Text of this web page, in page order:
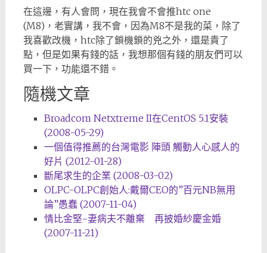
在這邊，有人會問，現在我會不會推htc one
(M8)，老實講，我不會，因為M8不是我的菜，除了
我喜歡改機，htc除了鎖機鎖的兇之外，還是貴了
點，但是如果有錢的話，我想那個有錢的朋友們可以
買一下，功能還不錯。
隨機文章
Broadcom Netxtreme II在CentOS 5.1安裝
(2008-05-29)
一個值得推薦的台灣電影 陣頭 觸動人心感人的
好片 (2012-01-28)
斷尾求生的企業 (2008-03-02)
OLPC-OLPC創始人:戴爾CEO的”百元NB無用
論”愚蠢 (2007-11-04)
情比金堅~妻病夫不離棄 再披婚紗慶金婚
(2007-11-21)